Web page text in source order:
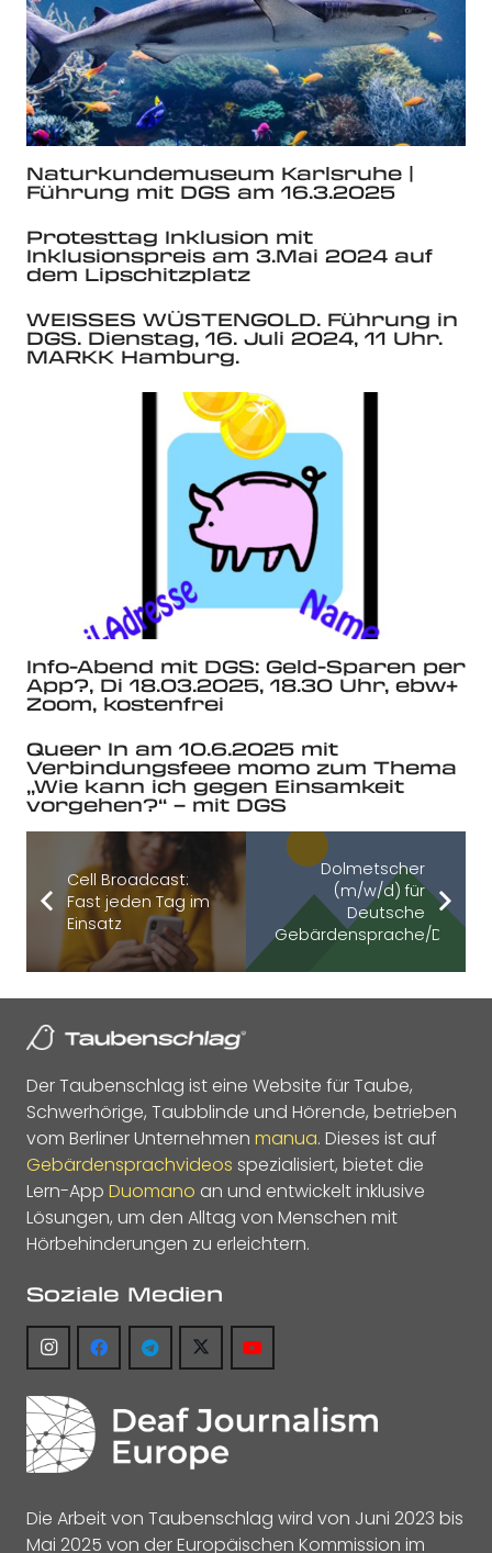
Naturkundemuseum Karlsruhe |
Führung mit DGS am 16.3.2025
Protesttag Inklusion mit
Inklusionspreis am 3.Mai 2024 auf
dem Lipschitzplatz
WEISSES WÜSTENGOLD. Führung in
DGS. Dienstag, 16. Juli 2024, 11 Uhr.
MARKK Hamburg.
Info-Abend mit DGS: Geld-Sparen per
App?, Di 18.03.2025, 18.30 Uhr, ebw+
Zoom, kostenfrei
Queer In am 10.6.2025 mit
Verbindungsfeee momo zum Thema
„Wie kann ich gegen Einsamkeit
vorgehen?“ – mit DGS
Cell Broadcast:
Fast jeden Tag im
Einsatz
Dolmetscher
(m/w/d) für
Deutsche
Gebärdensprache/
Der Taubenschlag ist eine Website für Taube,
Schwerhörige, Taubblinde und Hörende, betrieben
vom Berliner Unternehmen manua. Dieses ist auf
Gebärdensprachvideos spezialisiert, bietet die
Lern-App Duomano an und entwickelt inklusive
Lösungen, um den Alltag von Menschen mit
Hörbehinderungen zu erleichtern.
Soziale Medien
Die Arbeit von Taubenschlag wird von Juni 2023 bis
Mai 2025 von der Europäischen Kommission im